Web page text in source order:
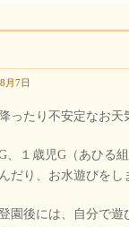
月7日
ったり不安定なお天
、１歳児G（あひる組
だり、お水遊びをし
園後には、自分で遊